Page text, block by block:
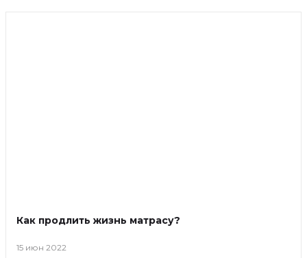
Как продлить жизнь матрасу?
15 июн 2022